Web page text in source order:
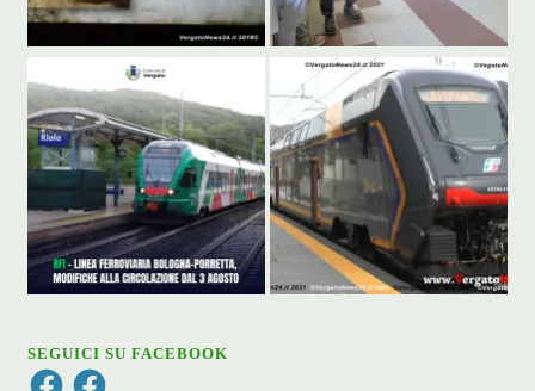
SEGUICI SU FACEBOOK
FacebookFacebook